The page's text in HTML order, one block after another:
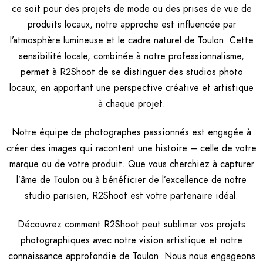
ce soit pour des projets de mode ou des prises de vue de
produits locaux, notre approche est influencée par
l’atmosphère lumineuse et le cadre naturel de Toulon. Cette
sensibilité locale, combinée à notre professionnalisme,
permet à R2Shoot de se distinguer des studios photo
locaux, en apportant une perspective créative et artistique
à chaque projet.
Notre équipe de photographes passionnés est engagée à
créer des images qui racontent une histoire – celle de votre
marque ou de votre produit. Que vous cherchiez à capturer
l’âme de Toulon ou à bénéficier de l’excellence de notre
studio parisien, R2Shoot est votre partenaire idéal.
Découvrez comment R2Shoot peut sublimer vos projets
photographiques avec notre vision artistique et notre
connaissance approfondie de Toulon. Nous nous engageons